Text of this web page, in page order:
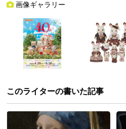
画像ギャラリー
このライターの書いた記事